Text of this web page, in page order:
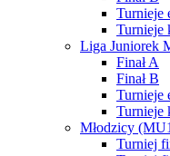
Turnieje
Turnieje
Liga Juniorek
Finał A
Finał B
Turnieje
Turnieje
Młodzicy
Turniej